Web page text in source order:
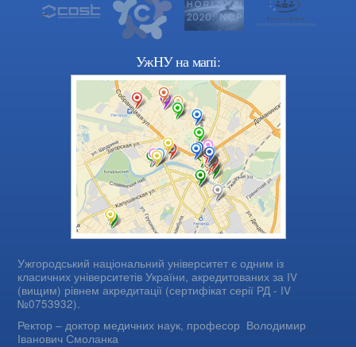
УжНУ на мапі:
Ужгородський національний університет є одним із
класичних університетів України, акредитованих за IV
(вищим) рівнем акредитації (сертифікат серії РД - IV
№0753932).
Ректор – доктор медичних наук, професор Володимир
Іванович Смоланка